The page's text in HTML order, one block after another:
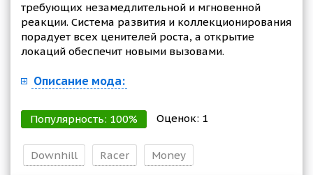
требующих незамедлительной и мгновенной
реакции. Система развития и коллекционирования
порадует всех ценителей роста, а открытие
локаций обеспечит новыми вызовами.
Описание мода:
Популярность: 100% Оценок: 1
Downhill Racer Money